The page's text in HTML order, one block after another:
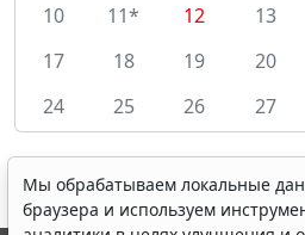
10
11* 12 13
17
18 19 20
24
25 26 27
Мы обрабатываем локальные
браузера и используем